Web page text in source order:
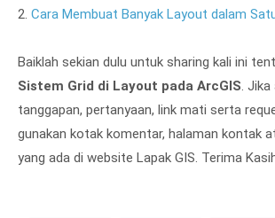
2. Cara Membuat Banyak Layout dalam
Baiklah sekian dulu untuk sharing kali ini
Sistem Grid di Layout pada ArcGIS. Jika
tanggapan, pertanyaan, link mati serta
gunakan kotak komentar, halaman kontak
yang ada di website Lapak GIS. Terima